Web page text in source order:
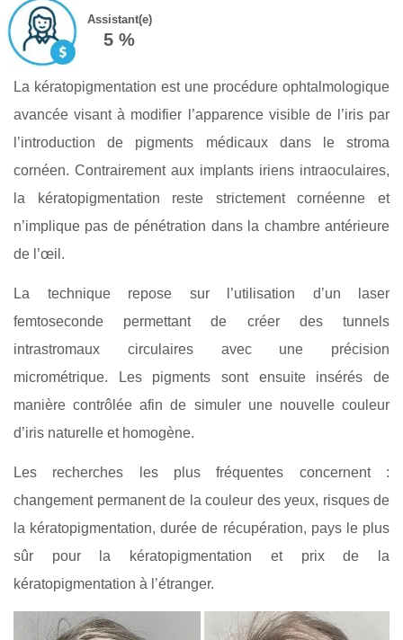
Assistant(e)
5 %
La kératopigmentation est une procédure ophtalmologique
avancée visant à modifier l’apparence visible de l’iris par
l’introduction de pigments médicaux dans le stroma
cornéen. Contrairement aux implants iriens intraoculaires,
la kératopigmentation reste strictement cornéenne et
n’implique pas de pénétration dans la chambre antérieure
de l’œil.
La technique repose sur l’utilisation d’un laser
femtoseconde permettant de créer des tunnels
intrastromaux circulaires avec une précision
micrométrique. Les pigments sont ensuite insérés de
manière contrôlée afin de simuler une nouvelle couleur
d’iris naturelle et homogène.
Les recherches les plus fréquentes concernent :
changement permanent de la couleur des yeux, risques de
la kératopigmentation, durée de récupération, pays le plus
sûr pour la kératopigmentation et prix de la
kératopigmentation à l’étranger.